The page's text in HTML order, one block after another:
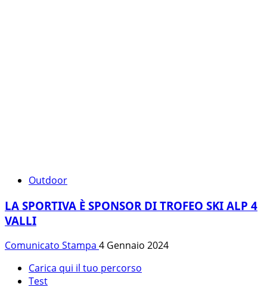
Outdoor
LA SPORTIVA È SPONSOR DI TROFEO SKI ALP 4
VALLI
Comunicato Stampa 4 Gennaio 2024
Carica qui il tuo percorso
Test